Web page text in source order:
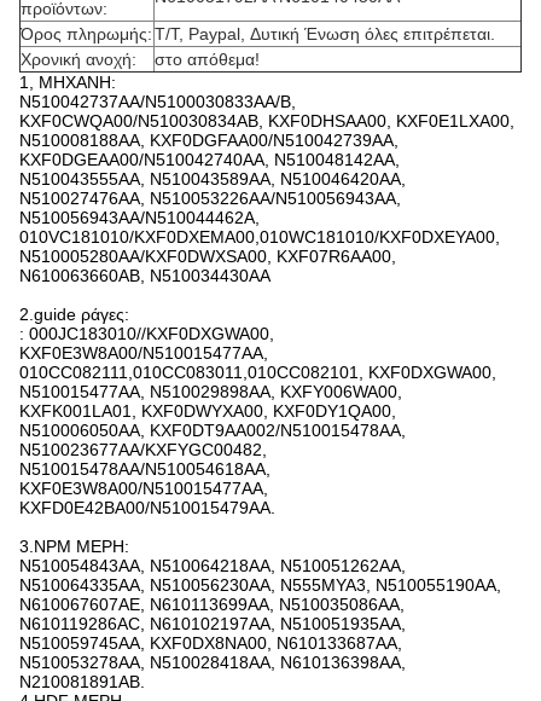
προϊόντων:
Όρος πληρωμής:T/T, Paypal, Δυτική Ένωση όλες επιτρέπεται.
Χρονική ανοχή:
στο απόθεμα!
1, ΜΗΧΑΝΗ:
N510042737AA/N5100030833AA/B,
KXF0CWQA00/N510030834AB, KXF0DHSAA00, KXF0E1LXA00,
N510008188AA, KXF0DGFAA00/N510042739AA,
KXF0DGEAA00/N510042740AA, N510048142AA,
N510043555AA, N510043589AA, N510046420AA,
N510027476AA, N510053226AA/N510056943AA,
N510056943AA/N510044462A,
010VC181010/KXF0DXEMA00,010WC181010/KXF0DXEYA00,
N510005280AA/KXF0DWXSA00, KXF07R6AA00,
N610063660AB, N510034430AA
2.guide ράγες:
: 000JC183010//KXF0DXGWA00,
KXF0E3W8A00/N510015477AA,
010CC082111,010CC083011,010CC082101, KXF0DXGWA00,
N510015477AA, N510029898AA, KXFY006WA00,
KXFK001LA01, KXF0DWYXA00, KXF0DY1QA00,
N510006050AA, KXF0DT9AA002/N510015478AA,
N510023677AA/KXFYGC00482,
N510015478AA/N510054618AA,
KXF0E3W8A00/N510015477AA,
KXFD0E42BA00/N510015479AA.
3.NPM ΜΕΡΗ:
N510054843AA, N510064218AA, N510051262AA,
N510064335AA, N510056230AA, N555MYA3, N510055190AA,
N610067607AE, N610113699AA, N510035086AA,
N610119286AC, N610102197AA, N510051935AA,
N510059745AA, KXF0DX8NA00, N610133687AA,
N510053278AA, N510028418AA, N610136398AA,
N210081891AB.